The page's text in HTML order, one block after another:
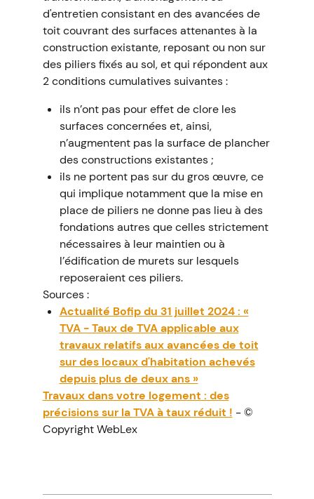
d'entretien consistant en des avancées de
toit couvrant des surfaces attenantes à la
construction existante, reposant ou non sur
des piliers fixés au sol, et qui répondent aux
2 conditions cumulatives suivantes :
ils n’ont pas pour effet de clore les
surfaces concernées et, ainsi,
n’augmentent pas la surface de plancher
des constructions existantes ;
ils ne portent pas sur du gros œuvre, ce
qui implique notamment que la mise en
place de piliers ne donne pas lieu à des
fondations autres que celles strictement
nécessaires à leur maintien ou à
l’édification de murets sur lesquels
reposeraient ces piliers.
Sources :
Actualité Bofip du 31 juillet 2024 : «
TVA - Taux de TVA applicable aux
travaux relatifs aux avancées de toit
sur des locaux d'habitation achevés
depuis plus de deux ans »
Travaux dans votre logement : des
précisions sur la TVA à taux réduit ! - ©
Copyright WebLex